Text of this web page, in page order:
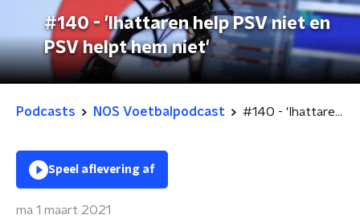
#140 - 'Ihattaren help PSV niet en
PSV helpt hem niet'
Podcasts NOS Voetbalpodcast #140 - 'Ihattaren help PSV niet en PSV helpt hem niet'
Speel aflevering af
ma 1 maart 2021